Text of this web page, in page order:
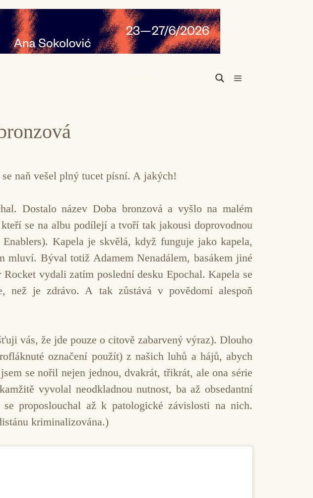
naň vešel plný tucet písní. A jakých!
Dostalo název Doba bronzová a vyšlo na malém
se na albu podílejí a tvoří tak jakousi doprovodnou
Kapela je skvělá, když funguje jako kapela,
Býval totiž Adamem Nenadálem, basákem jiné
vydali zatím poslední desku Epochal. Kapela se
než je zdrávo. A tak zůstává v povědomí alespoň
vás, že jde pouze o citově zabarvený výraz). Dlouho
označení použít) z našich luhů a hájů, abych
se nořil nejen jednou, dvakrát, třikrát, ale ona série
vyvolal neodkladnou nutnost, ba až obsedantní
proposlouchal až k patologické závislosti na nich.
kriminalizována.)